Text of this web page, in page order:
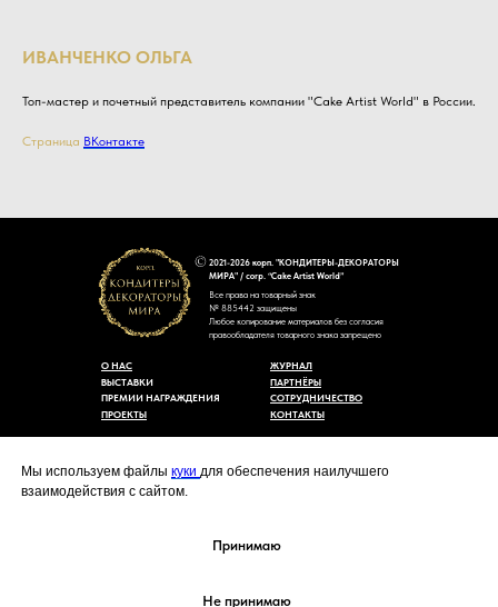
Мы используем файлы куки для обеспечения наилучшего
взаимодействия с сайтом.
Принимаю
Не принимаю
ИВАНЧЕНКО ОЛЬГА
Топ-мастер и почетный представитель компании "Cake Artist World" в России.
Страница ВКонтакте
2021-2026 корп. "КОНДИТЕРЫ-ДЕКОРАТОРЫ
МИРА" / corp. “Cake Artist World”
Все права на товарный знак
№ 885442 защищены
Любое копирование материалов без согласия
правообладателя товарного знака запрещено
cakeartistworld@mail.ru
КОНТАКТЫ
СОТРУДНИЧЕСТВО
ЖУРНАЛ
ПАРТНЁРЫ
ПРЕМИИ НАГРАЖДЕНИЯ
ПРОЕКТЫ
ВЫСТАВКИ
О НАС
Политика конфиденциальности
Согласие на обработку персональных данных